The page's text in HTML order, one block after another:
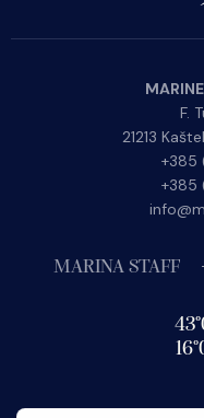
F.
21213
+385
+385
MARINA STAFF